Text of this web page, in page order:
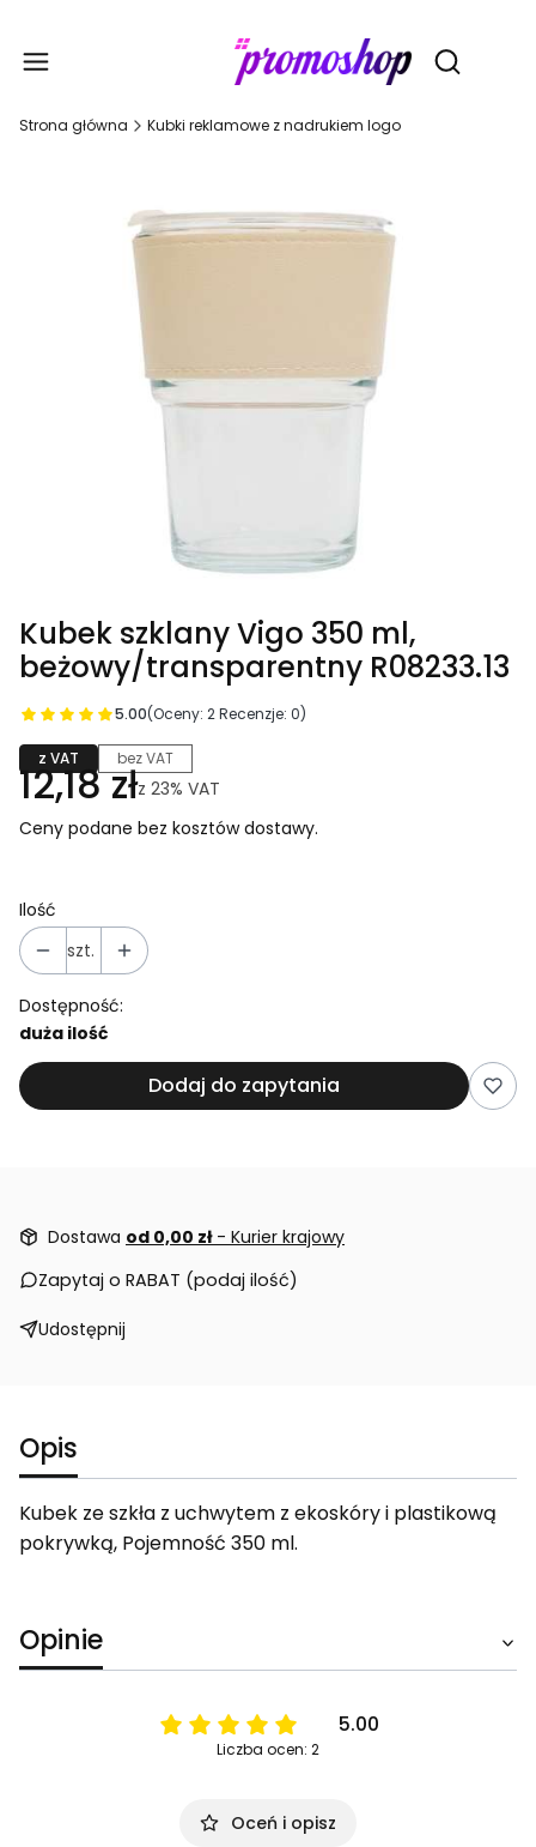
Otwórz
Strona główna Kubki reklamowe z nadrukiem logo
Kubek szklany Vigo 350 ml,
beżowy/transparentny R08233.13
5.00(Oceny: 2 Recenzje: 0)
z VAT bez VAT
12,18 złz 23% VAT
Ceny podane bez kosztów dostawy.
Ilość
szt.
Dostępność:
duża ilość
Dodaj do zapytania
Dostawa od 0,00 zł - Kurier krajowy
Zapytaj o RABAT (podaj ilość)
Udostępnij
Opis
Kubek ze szkła z uchwytem z ekoskóry i plastikową
pokrywką, Pojemność 350 ml.
Opinie
5.00
Liczba ocen: 2
Oceń i opisz